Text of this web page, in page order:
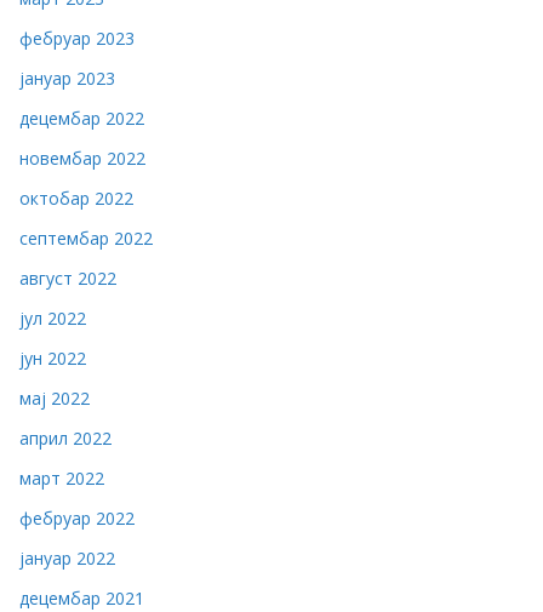
фебруар 2023
јануар 2023
децембар 2022
новембар 2022
октобар 2022
септембар 2022
август 2022
јул 2022
јун 2022
мај 2022
април 2022
март 2022
фебруар 2022
јануар 2022
децембар 2021